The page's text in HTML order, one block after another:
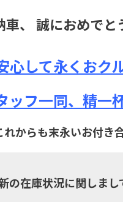
、 誠におめでと
心して永くおク
ッフ一同、精一
れからも末永いお付き
の在庫状況に関しまし